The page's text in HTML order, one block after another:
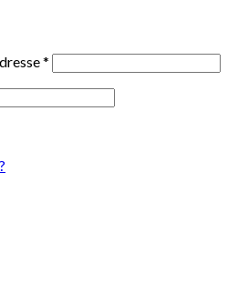
*